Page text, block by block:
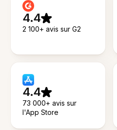
4.4
2 100+ avis sur G2
4.4
73 000+ avis sur
l'App Store